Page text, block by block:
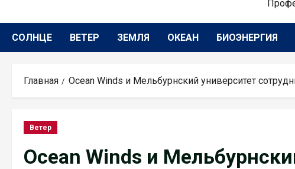
СОЛНЦЕ ВЕТЕР ЗЕМЛЯ ОКЕАН БИОЭНЕРГИЯ
Главная Ocean Winds и Мельбурнский университет
Ветер
Ocean Winds и